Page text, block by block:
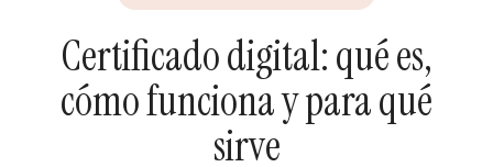
Certificado digital: qué es,
cómo funciona y para qué
sirve